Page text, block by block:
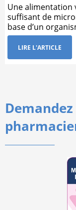
Une alimentation
suffisant de
base d’un
LIRE L'ARTICLE